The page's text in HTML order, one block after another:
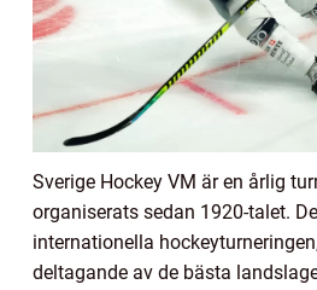
Sverige Hockey VM är en årlig
organiserats sedan 1920-talet.
internationella
deltagande av de bästa